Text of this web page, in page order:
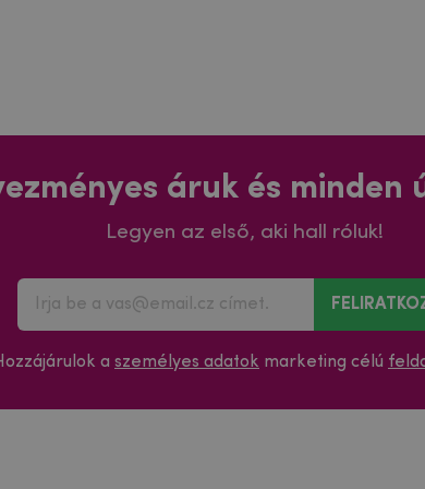
áruk és minden
Legyen az első, aki hall róluk!
a személyes adatok marketing célú